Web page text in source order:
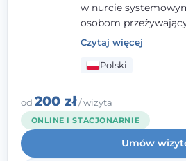
w nurcie
osobom
emocjonalne,
się w kryzysie. Liczy
autentyczna, oparta
oraz przestrzeń, w
wysłuchany i
Czytaj więcej
Polski
od 200 zł/ wizyta
ONLINE I STACJONARNIE
Umów